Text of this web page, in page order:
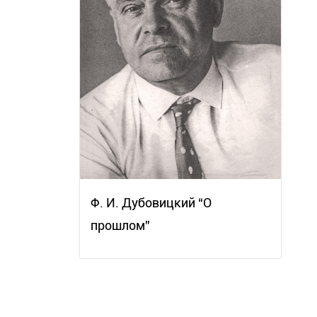
Ф. И. Дубовицкий “О
прошлом”